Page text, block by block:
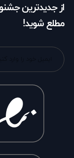
از جدیدترین
مطلع شوید!